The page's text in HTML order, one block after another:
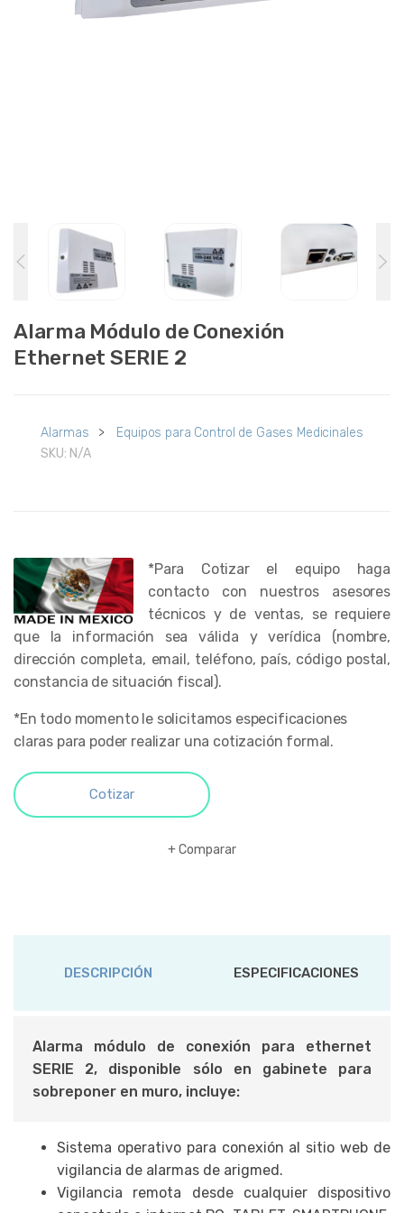
Alarma Módulo de Conexión
Ethernet SERIE 2
Alarmas >
Equipos para Control de Gases Medicinales
SKU: N/A
*Para Cotizar el equipo haga
contacto con nuestros asesores
técnicos y de ventas, se requiere
que la información sea válida y verídica (nombre,
dirección completa, email, teléfono, país, código postal,
constancia de situación fiscal).
*En todo momento le solicitamos especificaciones
claras para poder realizar una cotización formal.
Cotizar
Comparar
DESCRIPCIÓN ESPECIFICACIONES
Alarma módulo de conexión para ethernet
SERIE 2, disponible sólo en gabinete para
sobreponer en muro, incluye:
Sistema operativo para conexión al sitio web de
vigilancia de alarmas de arigmed.
Vigilancia remota desde cualquier dispositivo